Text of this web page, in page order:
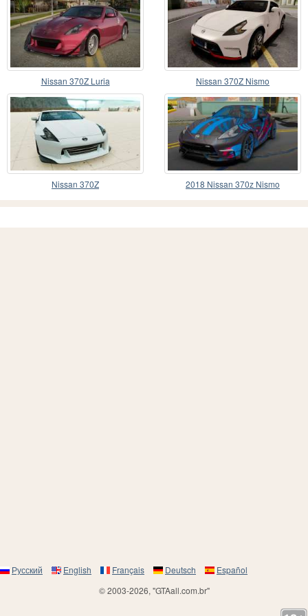
Nissan 370Z Luria Nissan 370Z Nismo
Nissan 370Z 2018 Nissan 370z Nismo
Русский English Français Deutsch
Español
© 2003-2026, "GTAall.com.br"